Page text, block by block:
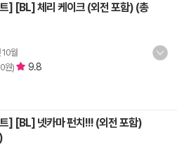
] [BL] 체리 케이크 (외전 포함) (총
월
원) 9.8
] [BL] 넷카마 펀치!!! (외전 포함)